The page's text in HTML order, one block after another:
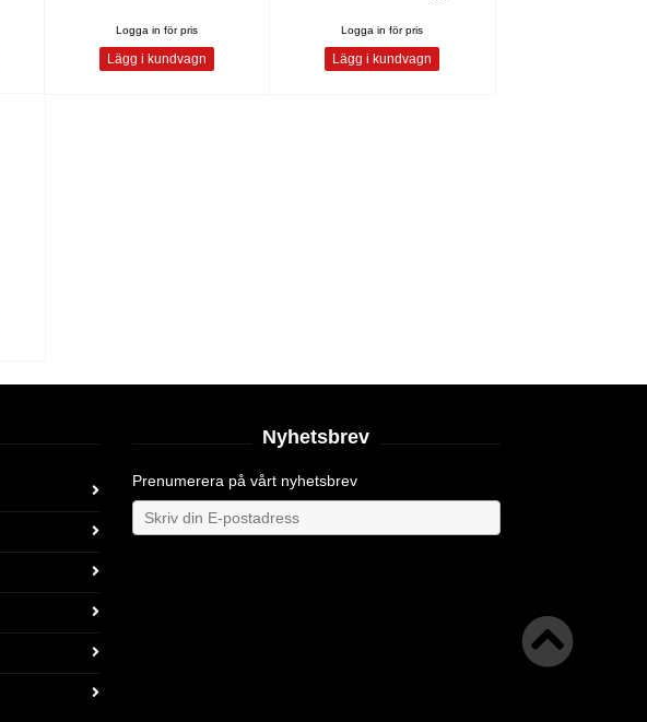
Logga in för pris
Lägg i kundvagn
Logga in för pris
Lägg i kundvagn
Nyhetsbrev
Prenumerera på vårt nyhetsbrev